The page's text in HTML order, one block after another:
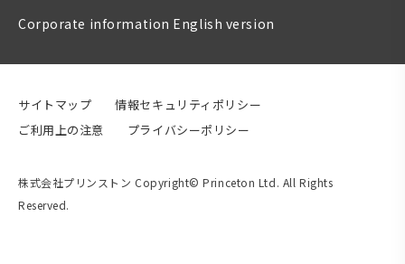
Corporate information English version
サイトマップ
情報セキュリティポリシー
ご利用上の注意
プライバシーポリシー
株式会社プリンストン Copyright© Princeton Ltd. All Rights
Reserved.